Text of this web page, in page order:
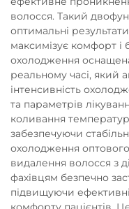
волосся. Такий
оптимальні
максимізує комфорт і
охолодження
реальному часі, який
інтенсивність
та параметрів
коливання
забезпечуючи
охолодження
видалення волосся з
фахівцям безпечно
підвищуючи